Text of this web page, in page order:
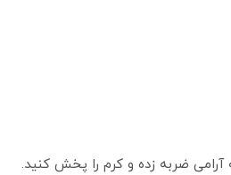
ضربه زده و کرم را پخش کنید.